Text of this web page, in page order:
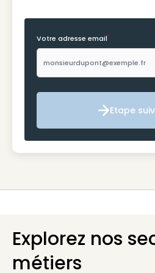
Votre adresse email*
Etape
Explorez nos
métiers